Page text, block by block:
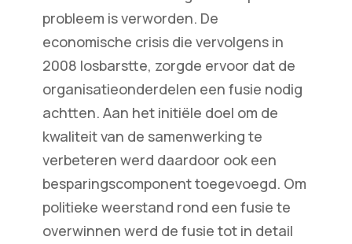
probleem is verworden. De
economische crisis die vervolgens in
2008 losbarstte, zorgde ervoor dat de
organisatieonderdelen een fusie nodig
achtten. Aan het initiële doel om de
kwaliteit van de samenwerking te
verbeteren werd daardoor ook een
besparingscomponent toegevoegd. Om
politieke weerstand rond een fusie te
overwinnen werd de fusie tot in detail